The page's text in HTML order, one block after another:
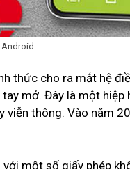
Android
thức cho ra mắt hệ
mở. Đây là một
viễn thông. Vào năm
một số giấy phép